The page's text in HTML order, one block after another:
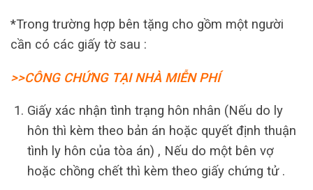
*Trong trường hợp bên tặng cho gồm một người
cần có các giấy tờ sau :
>>CÔNG CHỨNG TẠI NHÀ MIỄN PHÍ
Giấy xác nhận tình trạng hôn nhân (Nếu do ly
hôn thì kèm theo bản án hoặc quyết định thuận
tình ly hôn của tòa án) , Nếu do một bên vợ
hoặc chồng chết thì kèm theo giấy chứng tử .